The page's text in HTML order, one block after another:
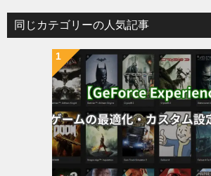
同じカテゴリーの人気記事